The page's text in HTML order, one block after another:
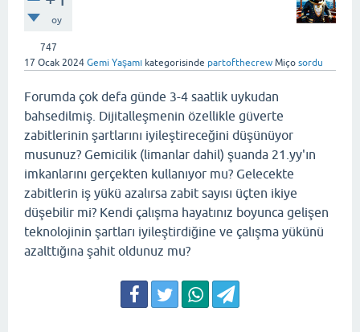
oy
747
17 Ocak 2024 Gemi Yaşamı kategorisinde partofthecrew Miço sordu
Forumda çok defa günde 3-4 saatlik uykudan
bahsedilmiş. Dijitalleşmenin özellikle güverte
zabitlerinin şartlarını iyileştireceğini düşünüyor
musunuz? Gemicilik (limanlar dahil) şuanda 21.yy'ın
imkanlarını gerçekten kullanıyor mu? Gelecekte
zabitlerin iş yükü azalırsa zabit sayısı üçten ikiye
düşebilir mi? Kendi çalışma hayatınız boyunca gelişen
teknolojinin şartları iyileştirdiğine ve çalışma yükünü
azalttığına şahit oldunuz mu?